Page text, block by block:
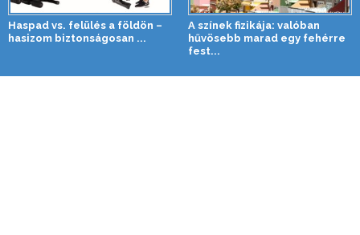
Haspad vs. felülés a földön –
hasizom biztonságosan ...
A színek fizikája: valóban
hűvösebb marad egy fehérre
fest...